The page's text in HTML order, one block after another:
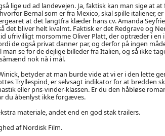
lige ud ad landevejen. Ja, faktisk kan man sige at
Bernal som er fra Mexico, skal spille italiener,
at det langtfra klæder hans cv. Amanda
det bliver helt kvalmt. Faktisk er det Redgrave og
ufrivilligt morsomme Oliver Platt, der optræder i en
de også privat danner par, og derfor på ingen
man se for de dejlige billeder fra Italien, og så ikke
nok nå i mål.
betyder at man burde vide at vi er i den lette
Tryllespind, er selvsagt indikator for at bredden
eller pris-vinder-klassen. Er du den håbløse
du åbenlyst ikke forgæves.
materiale, andet end en god stak trailers.
af Nordisk Film.